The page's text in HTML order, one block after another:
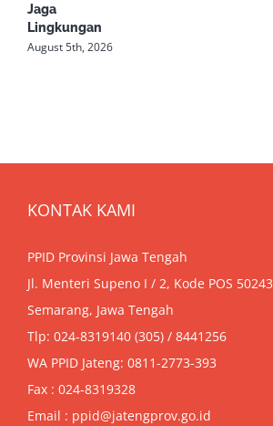
Jaga
Lingkungan
August 5th, 2026
KONTAK KAMI
PPID Provinsi Jawa Tengah
Jl. Menteri Supeno I / 2, Kode POS 50243
Semarang, Jawa Tengah
Tlp: 024-8319140 (305) / 8441256
WA PPID Jateng: 0811-2773-393
Fax : 024-8319328
Email : ppid@jatengprov.go.id